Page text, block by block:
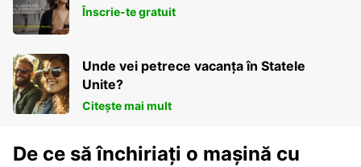
Înscrie-te gratuit
Unde vei petrece vacanța în Statele
Unite?
Citește mai mult
De ce să închiriați o mașină cu